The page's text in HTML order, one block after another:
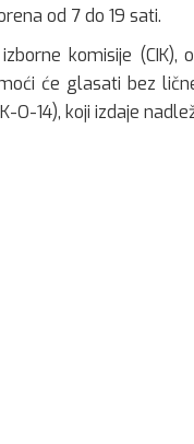
od 7 do 19 sati.
komisije (CIK),
će glasati bez
14), koji izdaje